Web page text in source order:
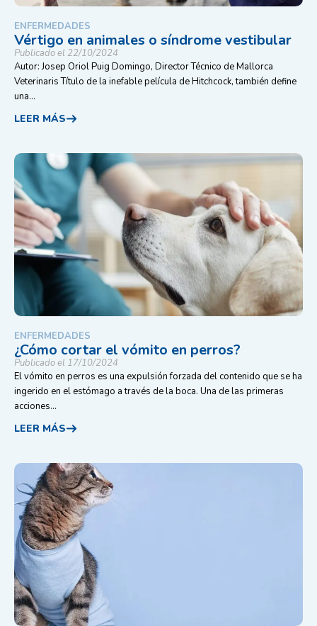
ENFERMEDADES
Vértigo en animales o síndrome vestibular
Publicado el 22/10/2024
Autor: Josep Oriol Puig Domingo, Director Técnico de Mallorca
Veterinaris Título de la inefable película de Hitchcock, también define
una...
LEER MÁS
ENFERMEDADES
¿Cómo cortar el vómito en perros?
Publicado el 17/10/2024
El vómito en perros es una expulsión forzada del contenido que se ha
ingerido en el estómago a través de la boca. Una de las primeras
acciones...
LEER MÁS